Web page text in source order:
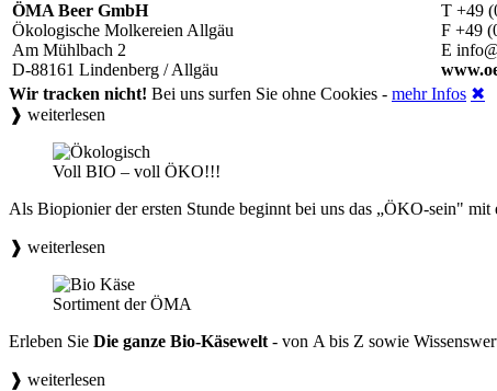
ÖMA Beer GmbH
Ökologische Molkereien Allgäu
Am Mühlbach 2
D-88161 Lindenberg / Allgäu
T +49
F +49
E
Wir tracken nicht! Bei uns surfen Sie ohne Cookies - mehr Infos ✖
❱ weiterlesen
Voll BIO – voll ÖKO!!!
Als Biopionier der ersten Stunde beginnt bei uns das „ÖKO-sein"
❱ weiterlesen
Sortiment der ÖMA
Erleben Sie Die ganze Bio-Käsewelt - von A bis Z sowie
❱ weiterlesen